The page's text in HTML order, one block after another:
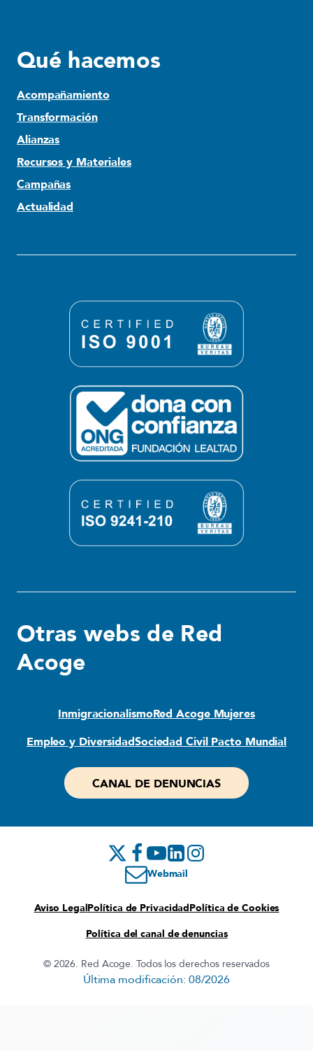
Qué hacemos
Acompañamiento
Transformación
Alianzas
Recursos y Materiales
Campañas
Actualidad
Otras webs de Red
Acoge
InmigracionalismoRed Acoge Mujeres
Empleo y DiversidadSociedad Civil Pacto Mundial
CANAL DE DENUNCIAS
Webmail
Aviso LegalPolítica de PrivacidadPolítica de Cookies
Política del canal de denuncias
© 2026. Red Acoge. Todos los derechos reservados
Última modificación: 08/2026